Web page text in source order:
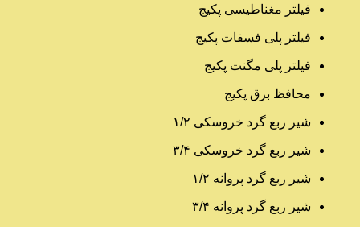
فیلتر مغناطیسی پکیج
فیلتر پلی فسفات پکیج
فیلتر پلی مگنت پکیج
محافظ برق پکیج
شیر ربع گرد خروسکی ۱/۲
شیر ربع گرد خروسکی ۳/۴
شیر ربع گرد پروانه ۱/۲
شیر ربع گرد پروانه ۳/۴